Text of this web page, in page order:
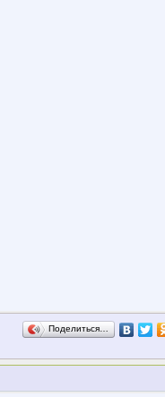
Поделиться…